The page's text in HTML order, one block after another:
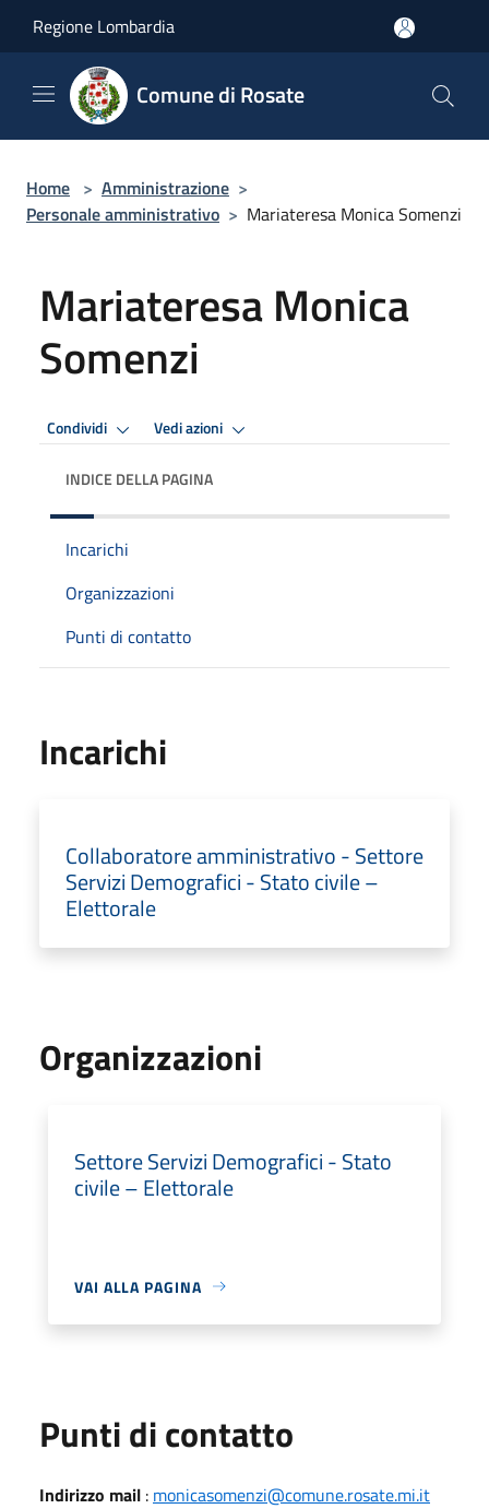
Regione Lombardia
Comune di Rosate
Home > Amministrazione >
Personale amministrativo > Mariateresa Monica Somenzi
Mariateresa Monica
Somenzi
Condividi Vedi azioni
INDICE DELLA PAGINA
Incarichi
Organizzazioni
Punti di contatto
Incarichi
Collaboratore amministrativo - Settore
Servizi Demografici - Stato civile –
Elettorale
Organizzazioni
Settore Servizi Demografici - Stato
civile – Elettorale
VAI ALLA PAGINA
Punti di contatto
Indirizzo mail : monicasomenzi@comune.rosate.mi.it